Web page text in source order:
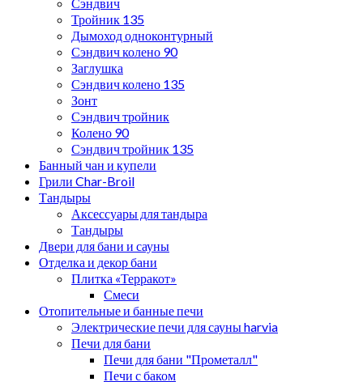
Тройник 135
Дымоход одноконтурный
Сэндвич колено 90
Заглушка
Сэндвич колено 135
Зонт
Сэндвич тройник
Колено 90
Сэндвич тройник 135
Банный чан и купели
Грили Char-Broil
Тандыры
Аксессуары для тандыра
Тандыры
Двери для бани и сауны
Отделка и декор бани
Плитка «Терракот»
Смеси
Отопительные и банные печи
Электрические печи для сауны harvia
Печи для бани
Печи для бани "Прометалл"
Печи с баком